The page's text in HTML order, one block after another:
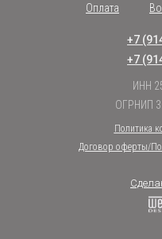
Оплата
ИНН
ОГРНИП
Политика
Договор оферты/
+7
+7